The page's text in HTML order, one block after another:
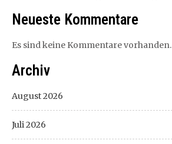
Neueste Kommentare
Es sind keine Kommentare vorhanden.
Archiv
August 2026
Juli 2026